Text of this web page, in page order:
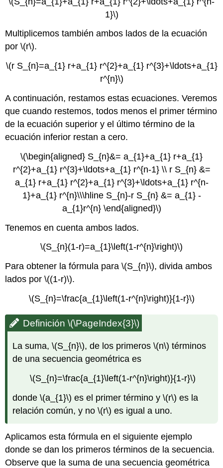
1}\)
Multiplicemos también ambos lados de la ecuación
por\(r\).
\(r S_{n}=a_{1} r+a_{1} r^{2}+a_{1} r^{3}+\ldots+a_{1}
r^{n}\)
A continuación, restamos estas ecuaciones. Veremos
que cuando restemos, todos menos el primer término
de la ecuación superior y el último término de la
ecuación inferior restan a cero.
\(\begin{aligned} S_{n}&= a_{1}+a_{1} r+a_{1}
r^{2}+a_{1} r^{3}+\ldots+a_{1} r^{n-1} \\ r S_{n} &=
a_{1} r+a_{1} r^{2}+a_{1} r^{3}+\ldots+a_{1} r^{n-
1}+a_{1} r^{n}\\\hline S_{n}-r S_{n} &= a_{1} -
a_{1}r^{n} \end{aligned}\)
Tenemos en cuenta ambos lados.
\(S_{n}(1-r)=a_{1}\left(1-r^{n}\right)\)
Para obtener la fórmula para\(S_{n}\), divida ambos
lados por\((1-r)\).
\(S_{n}=\frac{a_{1}\left(1-r^{n}\right)}{1-r}\)
Definición\(\PageIndex{3}\)
La suma,\(S_{n}\), de los primeros\(n\) términos
de una secuencia geométrica es
\(S_{n}=\frac{a_{1}\left(1-r^{n}\right)}{1-r}\)
donde\(a_{1}\) es el primer término y\(r\) es la
relación común, y no\(r\) es igual a uno.
Aplicamos esta fórmula en el siguiente ejemplo
donde se dan los primeros términos de la secuencia.
Observe que la suma de una secuencia geométrica